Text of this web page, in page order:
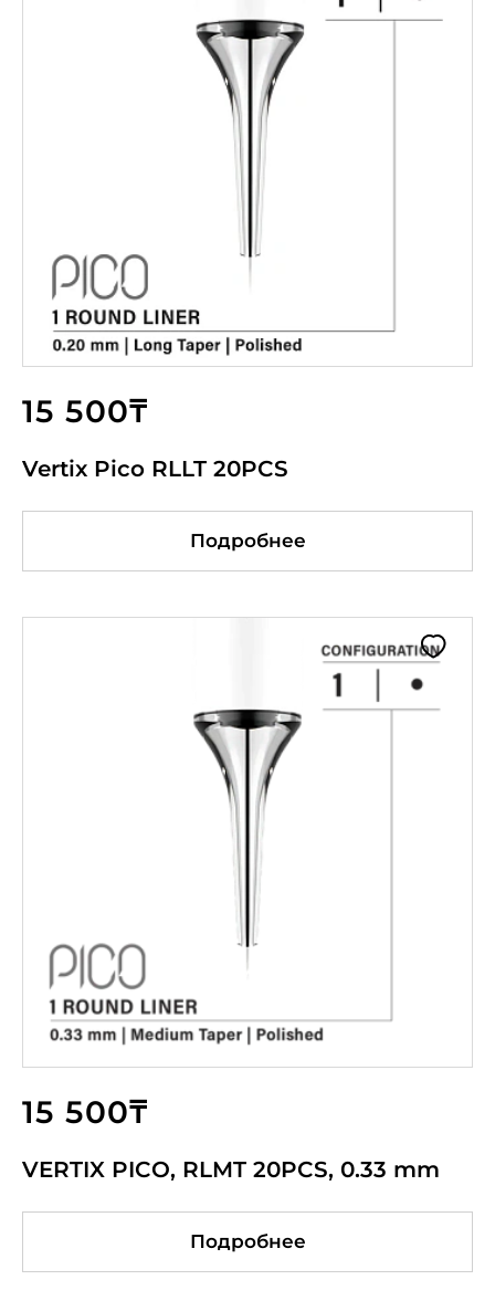
15 500₸
Vertix Pico RLLT 20PCS
Подробнее
15 500₸
VERTIX PICO, RLMT 20PCS, 0.33 mm
Подробнее